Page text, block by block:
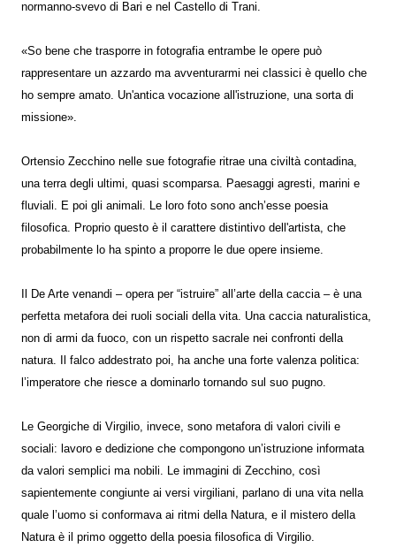
normanno-svevo di Bari e nel Castello di Trani.
«So bene che trasporre in fotografia entrambe le opere può
rappresentare un azzardo ma avventurarmi nei classici è quello che
ho sempre amato. Un'antica vocazione all'istruzione, una sorta di
missione».
Ortensio Zecchino nelle sue fotografie ritrae una civiltà contadina,
una terra degli ultimi, quasi scomparsa. Paesaggi agresti, marini e
fluviali. E poi gli animali. Le loro foto sono anch’esse poesia
filosofica. Proprio questo è il carattere distintivo dell'artista, che
probabilmente lo ha spinto a proporre le due opere insieme.
Il De Arte venandi – opera per “istruire” all’arte della caccia – è una
perfetta metafora dei ruoli sociali della vita. Una caccia naturalistica,
non di armi da fuoco, con un rispetto sacrale nei confronti della
natura. Il falco addestrato poi, ha anche una forte valenza politica:
l’imperatore che riesce a dominarlo tornando sul suo pugno.
Le Georgiche di Virgilio, invece, sono metafora di valori civili e
sociali: lavoro e dedizione che compongono un’istruzione informata
da valori semplici ma nobili. Le immagini di Zecchino, così
sapientemente congiunte ai versi virgiliani, parlano di una vita nella
quale l’uomo si conformava ai ritmi della Natura, e il mistero della
Natura è il primo oggetto della poesia filosofica di Virgilio.